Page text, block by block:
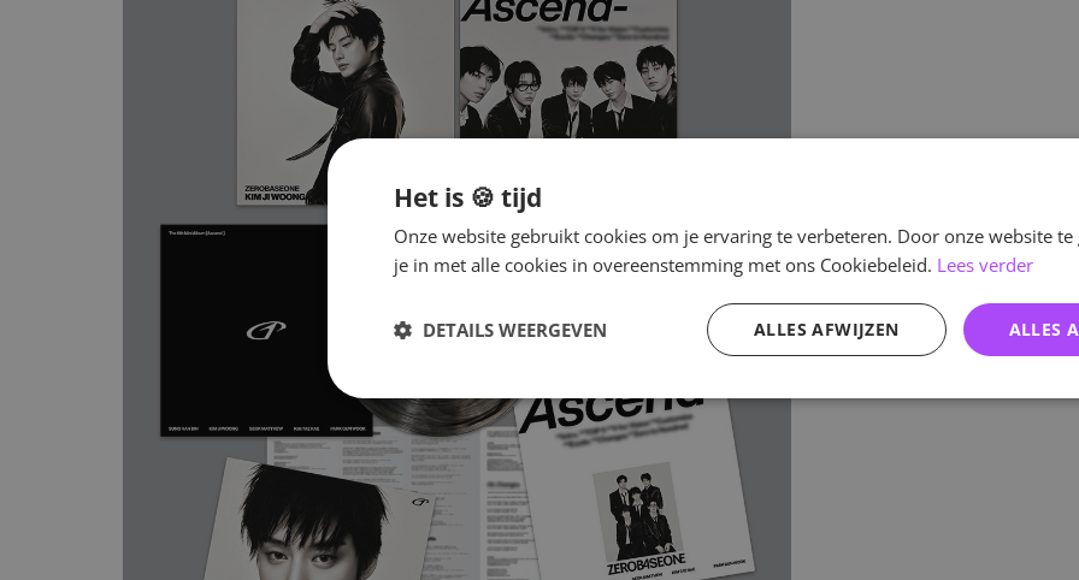
Het is 🍪 tijd
Onze website gebruikt cookies om je ervaring te verbeteren. Door onze website
je in met alle cookies in overeenstemming met ons Cookiebeleid. Lees verder
ALLES
ALLES AFWIJZEN
DETAILS WEERGEVEN